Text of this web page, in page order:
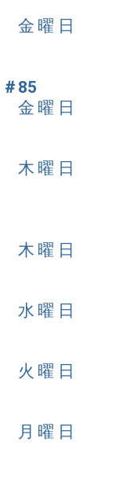
金曜日
85
金曜日
木曜日
木曜日
水曜日
火曜日
月曜日